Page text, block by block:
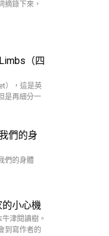
摘錄下來，
（四
），這是英
是再細分一
們的身
們的身體
小心機
津閱讀樹。
到寫作者的